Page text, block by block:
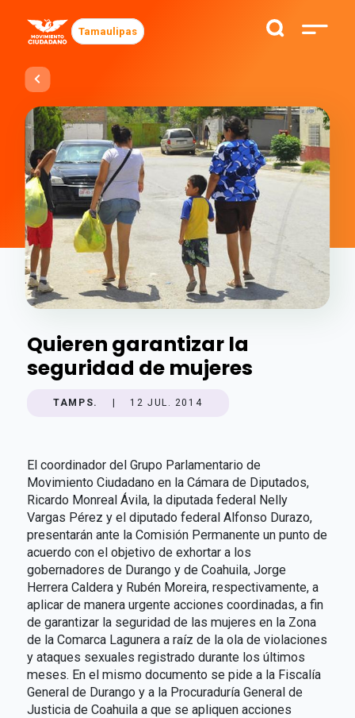
Tamaulipas
Quieren garantizar la
seguridad de mujeres
TAMPS. 12 JUL. 2014
El coordinador del Grupo Parlamentario de
Movimiento Ciudadano en la Cámara de Diputados,
Ricardo Monreal Ávila, la diputada federal Nelly
Vargas Pérez y el diputado federal Alfonso Durazo,
presentarán ante la Comisión Permanente un punto de
acuerdo con el objetivo de exhortar a los
gobernadores de Durango y de Coahuila, Jorge
Herrera Caldera y Rubén Moreira, respectivamente, a
aplicar de manera urgente acciones coordinadas, a fin
de garantizar la seguridad de las mujeres en la Zona
de la Comarca Lagunera a raíz de la ola de violaciones
y ataques sexuales registrado durante los últimos
meses. En el mismo documento se pide a la Fiscalía
General de Durango y a la Procuraduría General de
Justicia de Coahuila a que se apliquen acciones